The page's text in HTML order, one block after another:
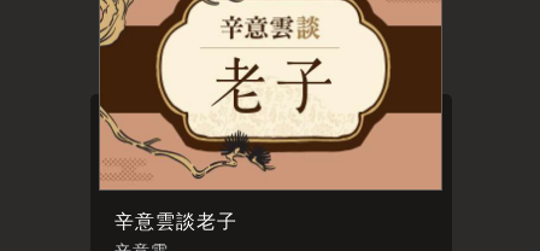
辛意雲談老子